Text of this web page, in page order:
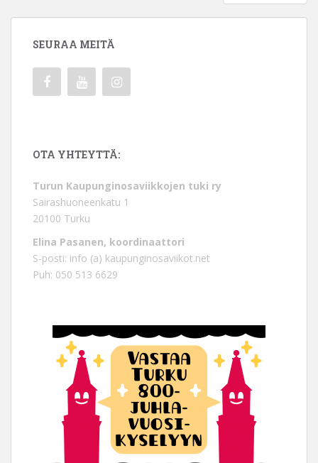
SEURAA MEITÄ
OTA YHTEYTTÄ:
Turun Kaupunginosaviikkojen tuki ry
Sairashuoneenkatu 1
20100 Turku
Elina Pasanen, koordinaattori
S-posti: info (a) kaupunginosaviikot.net
Puh: 050 513 6629